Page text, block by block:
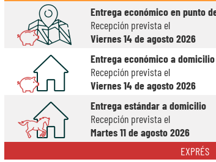
Entrega económico en punto
Recepción prevista el
Viernes 14 de agosto 2026
Entrega económico a domicilio
Recepción prevista el
Viernes 14 de agosto 2026
Entrega estándar a domicilio
Recepción prevista el
Martes 11 de agosto 2026
EXPRÉS